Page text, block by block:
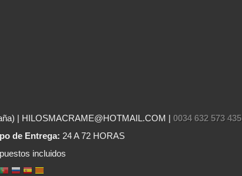
| HILOSMACRAME@HOTMAIL.COM |0034 632 573 435
de Entrega: 24 A 72 HORAS
incluidos